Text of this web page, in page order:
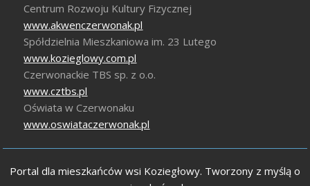
Centrum Rozwoju Kultury Fizycznej
www.akwenczerwonak.pl
Spółdzielnia Mieszkaniowa im. 23 Lutego
www.kozieglowy.com.pl
Czerwonackie TBS sp. z o.o.
www.cztbs.pl
Oświata w Czerwonaku
www.oswiataczerwonak.pl
Portal dla mieszkańców wsi Koziegłowy. Tworzony z myślą o